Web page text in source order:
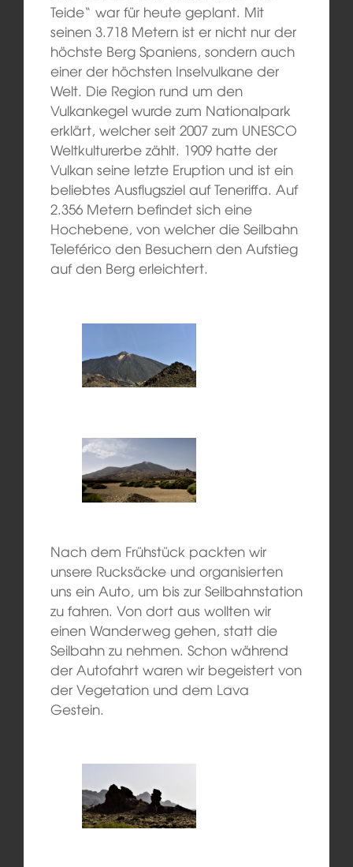
Teide“ war für heute geplant. Mit
seinen 3.718 Metern ist er nicht nur der
höchste Berg Spaniens, sondern auch
einer der höchsten Inselvulkane der
Welt. Die Region rund um den
Vulkankegel wurde zum Nationalpark
erklärt, welcher seit 2007 zum UNESCO
Weltkulturerbe zählt. 1909 hatte der
Vulkan seine letzte Eruption und ist ein
beliebtes Ausflugsziel auf Teneriffa. Auf
2.356 Metern befindet sich eine
Hochebene, von welcher die Seilbahn
Teleférico den Besuchern den Aufstieg
auf den Berg erleichtert.
Nach dem Frühstück packten wir
unsere Rucksäcke und organisierten
uns ein Auto, um bis zur Seilbahnstation
zu fahren. Von dort aus wollten wir
einen Wanderweg gehen, statt die
Seilbahn zu nehmen. Schon während
der Autofahrt waren wir begeistert von
der Vegetation und dem Lava
Gestein.